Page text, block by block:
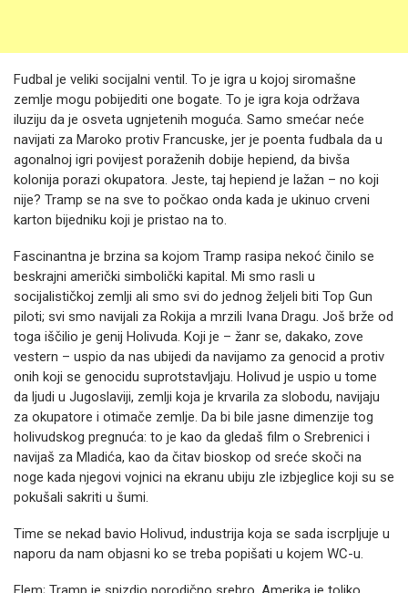
Fudbal je veliki socijalni ventil. To je igra u kojoj siromašne
zemlje mogu pobijediti one bogate. To je igra koja održava
iluziju da je osveta ugnjetenih moguća. Samo smećar neće
navijati za Maroko protiv Francuske, jer je poenta fudbala da u
agonalnoj igri povijest poraženih dobije hepiend, da bivša
kolonija porazi okupatora. Jeste, taj hepiend je lažan – no koji
nije? Tramp se na sve to počkao onda kada je ukinuo crveni
karton bijedniku koji je pristao na to.
Fascinantna je brzina sa kojom Tramp rasipa nekoć činilo se
beskrajni američki simbolički kapital. Mi smo rasli u
socijalističkoj zemlji ali smo svi do jednog željeli biti Top Gun
piloti; svi smo navijali za Rokija a mrzili Ivana Dragu. Još brže od
toga iščilio je genij Holivuda. Koji je – žanr se, dakako, zove
vestern – uspio da nas ubijedi da navijamo za genocid a protiv
onih koji se genocidu suprotstavljaju. Holivud je uspio u tome
da ljudi u Jugoslaviji, zemlji koja je krvarila za slobodu, navijaju
za okupatore i otimače zemlje. Da bi bile jasne dimenzije tog
holivudskog pregnuća: to je kao da gledaš film o Srebrenici i
navijaš za Mladića, kao da čitav bioskop od sreće skoči na
noge kada njegovi vojnici na ekranu ubiju zle izbjeglice koji su se
pokušali sakriti u šumi.
Time se nekad bavio Holivud, industrija koja se sada iscrpljuje u
naporu da nam objasni ko se treba popišati u kojem WC-u.